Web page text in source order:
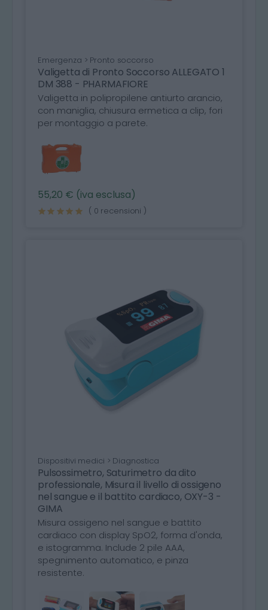
Emergenza > Pronto soccorso
Valigetta di Pronto Soccorso ALLEGATO 1
DM 388 - PHARMAFIORE
Valigetta in polipropilene antiurto arancio,
con maniglia, chiusura ermetica a clip, fori
per montaggio a parete.
55,20 € (iva esclusa)
( 0 recensioni )
Dispositivi medici > Diagnostica
Pulsossimetro, Saturimetro da dito
professionale, Misura il livello di ossigeno
nel sangue e il battito cardiaco, OXY-3 -
GIMA
Misura ossigeno nel sangue e battito
cardiaco con display SpO2, forma d'onda,
e istogramma. Include 2 pile AAA,
spegnimento automatico, e pinza
resistente.